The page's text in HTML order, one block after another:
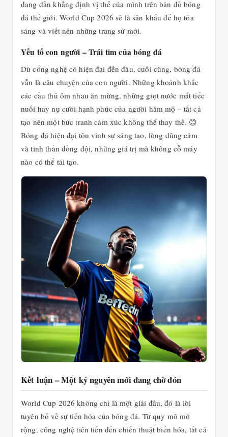
đang dần khẳng định vị thế của mình trên bản đồ bóng
đá thế giới. World Cup 2026 sẽ là sân khấu để họ tỏa
sáng và viết nên những trang sử mới.
Yếu tố con người – Trái tim của bóng đá
Dù công nghệ có hiện đại đến đâu, cuối cùng, bóng đá
vẫn là câu chuyện của con người. Những khoảnh khắc
các cầu thủ ôm nhau ăn mừng, những giọt nước mắt tiếc
nuối hay nụ cười hạnh phúc của người hâm mộ – tất cả
tạo nên một bức tranh cảm xúc không thể thay thế. 😊
Bóng đá hiện đại tôn vinh sự sáng tạo, lòng dũng cảm
và tinh thần đồng đội, những giá trị mà không cỗ máy
nào có thể tái tạo.
Kết luận – Một kỷ nguyên mới đang chờ đón
World Cup 2026 không chỉ là một giải đấu, đó là lời
tuyên bố về sự tiến hóa của bóng đá. Từ quy mô mở
rộng, công nghệ tiên tiến đến chiến thuật biến hóa, tất cả